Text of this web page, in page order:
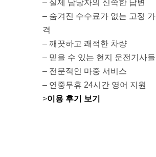
– 실제 담당자의 신속한 답변
– 숨겨진 수수료가 없는 고정 가
격
– 깨끗하고 쾌적한 차량
– 믿을 수 있는 현지 운전기사들
– 전문적인 마중 서비스
– 연중무휴 24시간 영어 지원
>이용 후기 보기